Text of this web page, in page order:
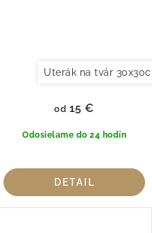
Uterák pre hostí 30x50cm
Uterák na tvár
Odosielame do 24 hodín
od 15 €
DETAIL